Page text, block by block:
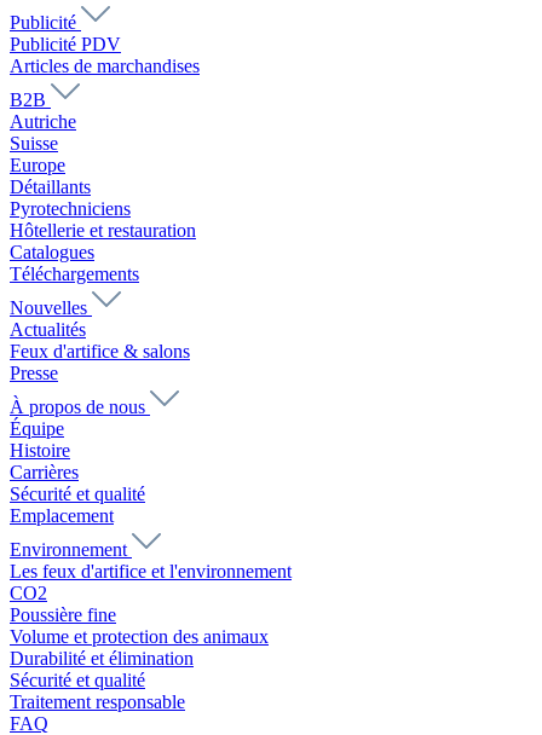
Publicité
Publicité PDV
Articles de marchandises
B2B
Autriche
Suisse
Europe
Détaillants
Pyrotechniciens
Hôtellerie et restauration
Catalogues
Téléchargements
Nouvelles
Actualités
Feux d'artifice & salons
Presse
À propos de nous
Équipe
Histoire
Carrières
Sécurité et qualité
Emplacement
Environnement
Les feux d'artifice et l'environnement
CO2
Poussière fine
Volume et protection des animaux
Durabilité et élimination
Sécurité et qualité
Traitement responsable
FAQ